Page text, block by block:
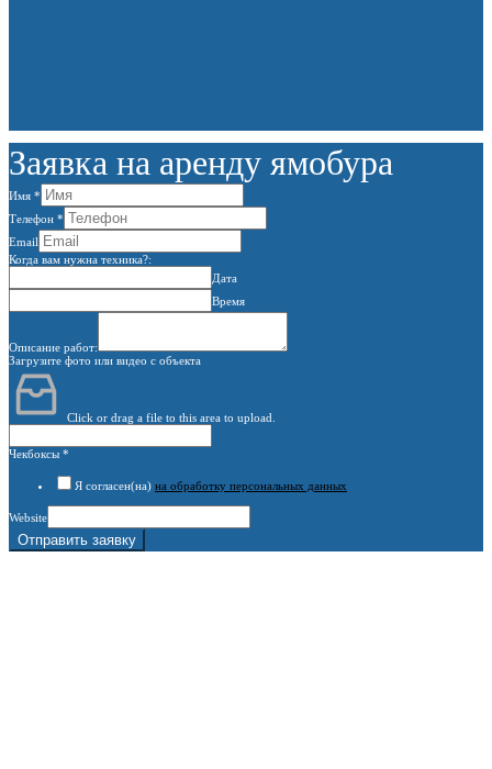
Заявка на аренду ямобура
Имя *
Телефон *
Email
Когда вам нужна техника?:
Дата
Время
Описание работ:
Загрузите фото или видео с объекта
Click or drag a file to this area to upload.
Чекбоксы *
Я согласен(на) на обработку персональных данных
Website
Отправить заявку